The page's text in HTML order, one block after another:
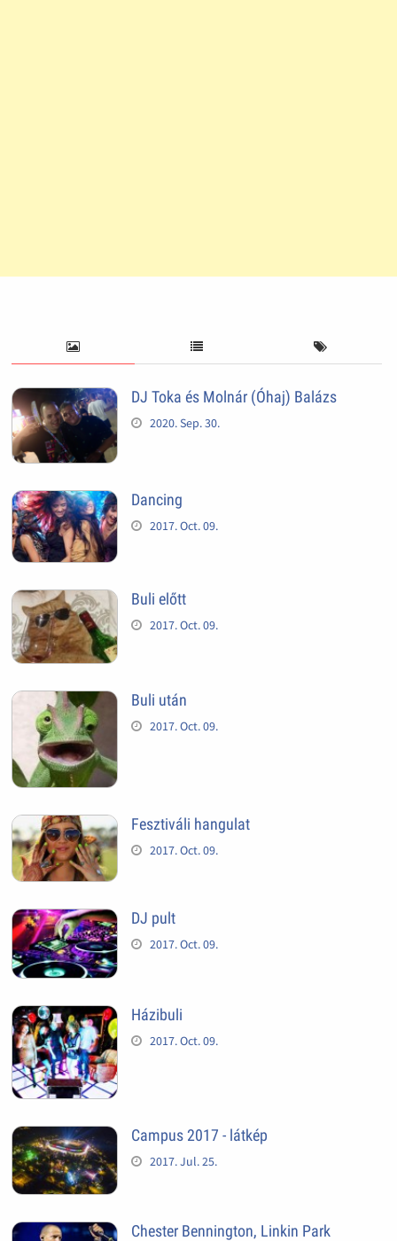
DJ Toka és Molnár (Óhaj) Balázs
2020. Sep. 30.
Dancing
2017. Oct. 09.
Buli előtt
2017. Oct. 09.
Buli után
2017. Oct. 09.
Fesztiváli hangulat
2017. Oct. 09.
DJ pult
2017. Oct. 09.
Házibuli
2017. Oct. 09.
Campus 2017 - látkép
2017. Jul. 25.
Chester Bennington, Linkin Park